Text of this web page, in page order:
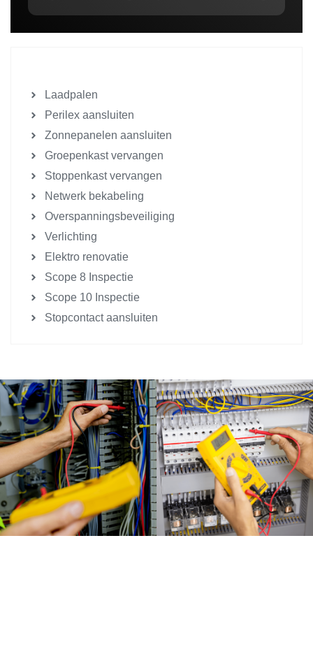
Laadpalen
Perilex aansluiten
Zonnepanelen aansluiten
Groepenkast vervangen
Stoppenkast vervangen
Netwerk bekabeling
Overspanningsbeveiliging
Verlichting
Elektro renovatie
Scope 8 Inspectie
Scope 10 Inspectie
Stopcontact aansluiten